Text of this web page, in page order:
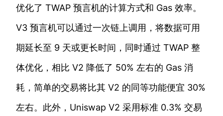
优化了 TWAP 预言机的计算方式和 Gas 效率。
V3 预言机可以通过一次链上调用，将数据可用
期延长至 9 天或更长时间，同时通过 TWAP 整
体优化，相比 V2 降低了 50% 左右的 Gas 消
耗，简单的交易将比其 V2 的同等功能便宜 30%
左右。此外，Uniswap V2 采用标准 0.3% 交易